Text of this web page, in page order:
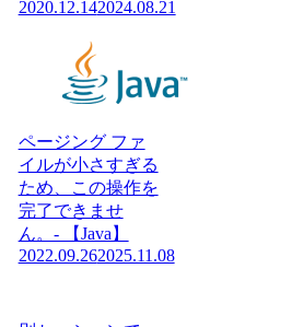
2020.12.142024.08.21
ページング ファ
イルが小さすぎる
ため、この操作を
完了できませ
ん。- 【Java】
2022.09.262025.11.08